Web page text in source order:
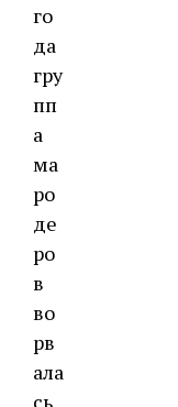
го
да
гру
пп
а
ма
ро
де
ро
в
во
рв
ала
сь